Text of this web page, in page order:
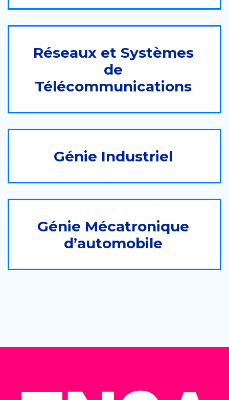
Réseaux et Systèmes
de
Télécommunications
Génie Industriel
Génie Mécatronique
d’automobile